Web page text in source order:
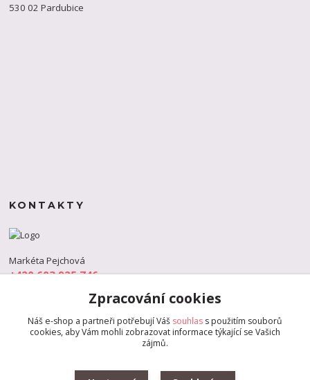
530 02 Pardubice
KONTAKTY
Markéta Pejchová
+420 603 925 746
info@s-dance.cz
Zpracování cookies
Náš e-shop a partneři potřebují Váš souhlas s použitím souborů
cookies, aby Vám mohli zobrazovat informace týkající se Vašich
zájmů.